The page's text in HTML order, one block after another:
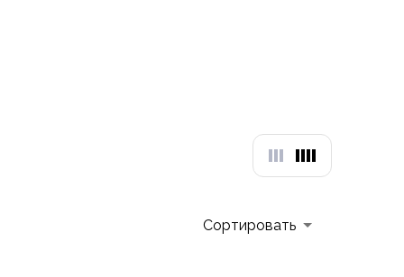
Сортировать